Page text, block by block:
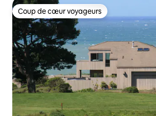
Coup de cœur voyageurs
Coup de cœur voyageurs